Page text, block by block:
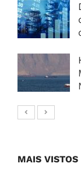
MAIS VISTOS